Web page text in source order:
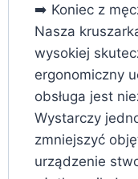
➡️ Koniec z
Nasza
wysokiej
ergonomiczny
obsługa jest
Wystarczy
zmniejszyć
urządzenie